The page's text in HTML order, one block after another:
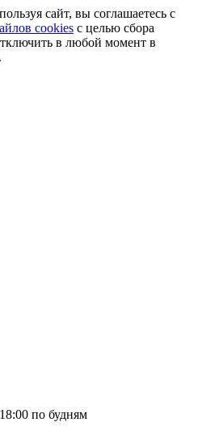
сайт, вы соглашаетесь с
cookies с целью сбора
в любой момент в
по будням